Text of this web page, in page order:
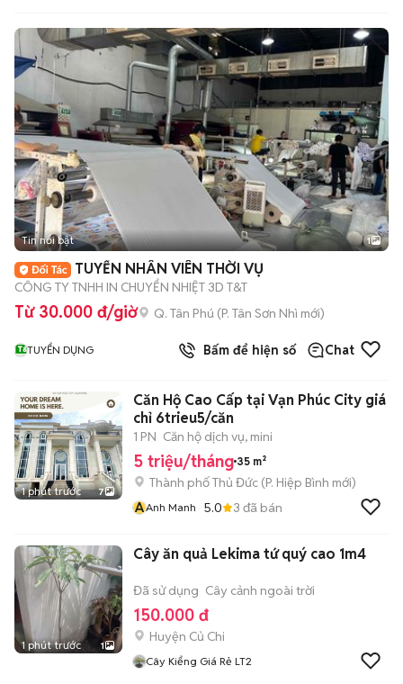
Tin nổi bật 1
TUYỂN NHÂN VIÊN THỜI VỤ
CÔNG TY TNHH IN CHUYỂN NHIỆT 3D T&T
Từ 30.000 đ/giờ Q. Tân Phú (P. Tân Sơn Nhì mới)
TUYỂN DỤNG Bấm để hiện số Chat
1 phút trước 7
Căn Hộ Cao Cấp tại Vạn Phúc City giá
chỉ 6trieu5/căn
1 PN Căn hộ dịch vụ, mini
5 triệu/tháng 35 m²
Thành phố Thủ Đức (P. Hiệp Bình mới)
AAnh Manh 5.0 3 đã bán
1 phút trước 1
Cây ăn quả Lekima tứ quý cao 1m4
Đã sử dụng Cây cảnh ngoài trời
150.000 đ
Huyện Củ Chi
Cây Kiểng Giá Rẻ LT2